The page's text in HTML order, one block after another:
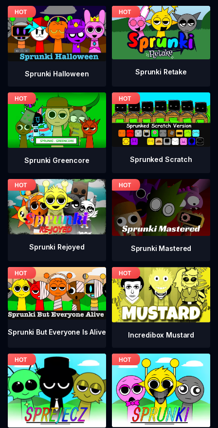
Sprunki Halloween Sprunki Retake
Sprunki Greencore Sprunked Scratch
Sprunki Rejoyed Sprunki Mastered
Sprunki But Everyone Is Alive Incredibox Mustard